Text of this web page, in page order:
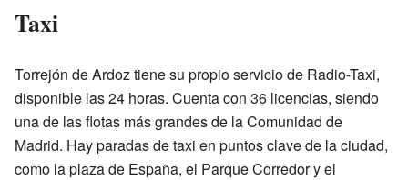
Taxi
Torrejón de Ardoz tiene su propio servicio de Radio-Taxi,
disponible las 24 horas. Cuenta con 36 licencias, siendo
una de las flotas más grandes de la Comunidad de
Madrid. Hay paradas de taxi en puntos clave de la ciudad,
como la plaza de España, el Parque Corredor y el